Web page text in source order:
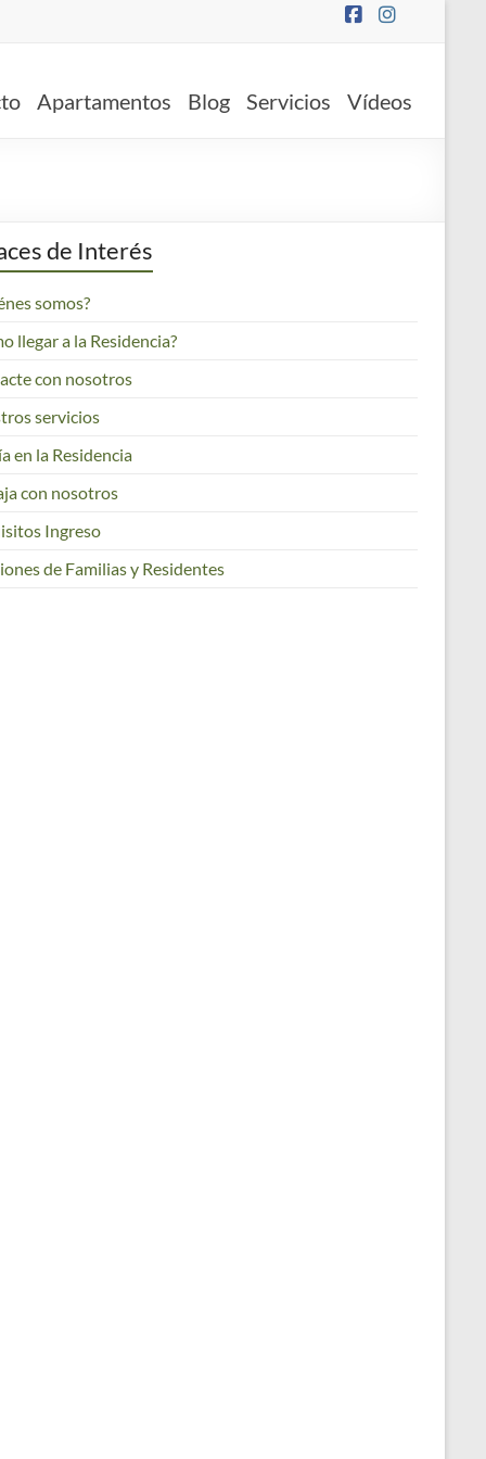
Apartamentos Blog Servicios Vídeos
de Interés
somos?
llegar a la Residencia?
con nosotros
servicios
en la Residencia
con nosotros
Ingreso
de Familias y Residentes